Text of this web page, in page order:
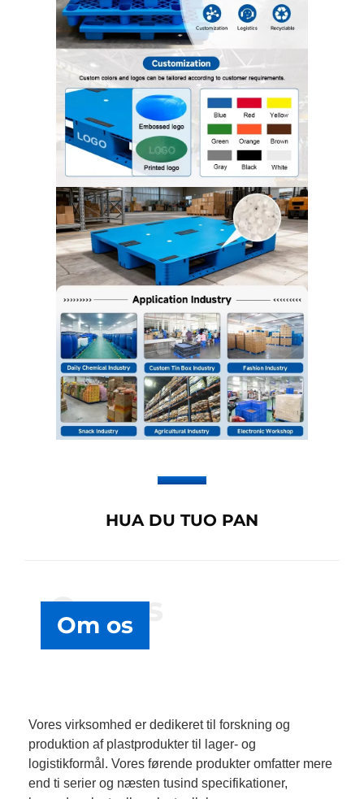
HUA DU TUO PAN
Om os
Om os
Vores virksomhed er dedikeret til forskning og
produktion af plastprodukter til lager- og
logistikformål. Vores førende produkter omfatter mere
end ti serier og næsten tusind specifikationer,